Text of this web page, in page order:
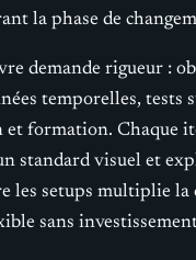
la phase de
demande rigueur :
temporelles, tests
et formation. Chaque
standard visuel et
les setups multiplie la
sans